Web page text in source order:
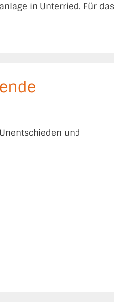
in Unterried. Für das
und